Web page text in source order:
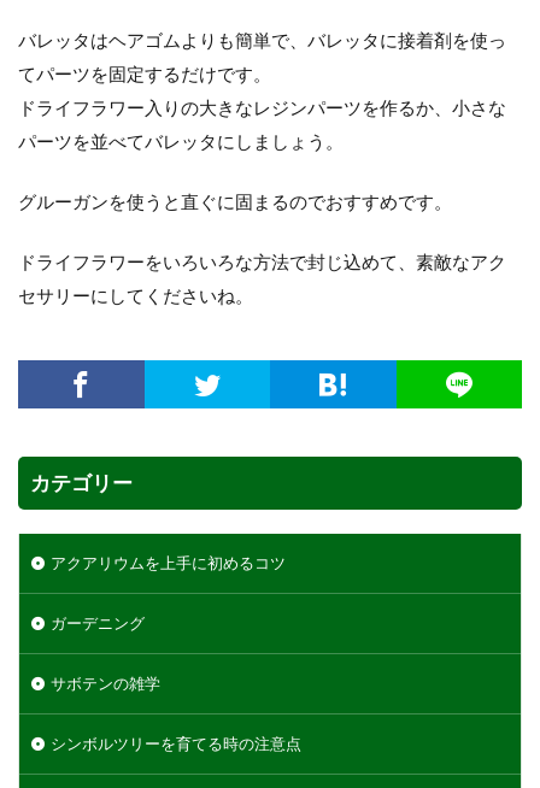
バレッタはヘアゴムよりも簡単で、バレッタに接着剤を使っ
てパーツを固定するだけです。
ドライフラワー入りの大きなレジンパーツを作るか、小さな
パーツを並べてバレッタにしましょう。
グルーガンを使うと直ぐに固まるのでおすすめです。
ドライフラワーをいろいろな方法で封じ込めて、素敵なアク
セサリーにしてくださいね。
カテゴリー
アクアリウムを上手に初めるコツ
ガーデニング
サボテンの雑学
シンボルツリーを育てる時の注意点